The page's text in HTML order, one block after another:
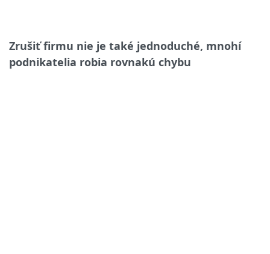
Zrušiť firmu nie je také jednoduché, mnohí
podnikatelia robia rovnakú chybu